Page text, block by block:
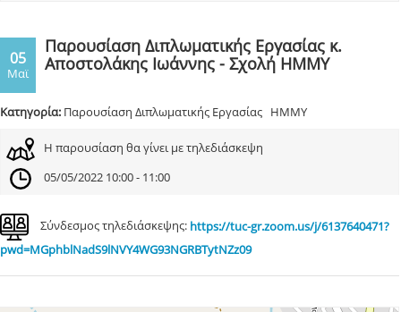
05
Μαϊ
Παρουσίαση Διπλωματικής Εργασίας κ.
Αποστολάκης Ιωάννης - Σχολή ΗΜΜΥ
Κατηγορία: Παρουσίαση Διπλωματικής Εργασίας ΗΜΜΥ
Η παρουσίαση θα γίνει με τηλεδιάσκεψη
05/05/2022 10:00 - 11:00
Σύνδεσμος τηλεδιάσκεψης: https://tuc-gr.zoom.us/j/6137640471?
pwd=MGphblNadS9lNVY4WG93NGRBTytNZz09